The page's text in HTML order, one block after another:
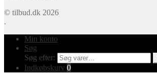
© tilbud.dk 2026
.
Min konto
Søg
Søg efter:
Indkøbskurv 0